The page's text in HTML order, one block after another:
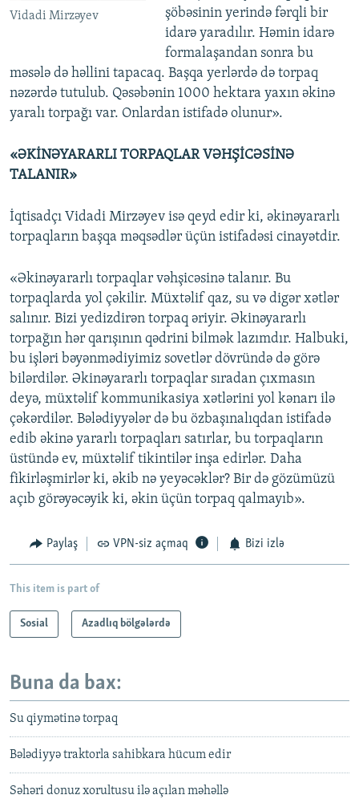
Vidadi Mirzəyev
şöbəsinin yerində fərqli bir
idarə yaradılır. Həmin idarə
formalaşandan sonra bu
məsələ də həllini tapacaq. Başqa yerlərdə də torpaq
nəzərdə tutulub. Qəsəbənin 1000 hektara yaxın əkinə
yaralı torpağı var. Onlardan istifadə olunur».
«ƏKİNƏYARARLI TORPAQLAR VƏHŞİCƏSİNƏ
TALANIR»
İqtisadçı Vidadi Mirzəyev isə qeyd edir ki, əkinəyararlı
torpaqların başqa məqsədlər üçün istifadəsi cinayətdir.
«Əkinəyararlı torpaqlar vəhşicəsinə talanır. Bu
torpaqlarda yol çəkilir. Müxtəlif qaz, su və digər xətlər
salınır. Bizi yedizdirən torpaq əriyir. Əkinəyararlı
torpağın hər qarışının qədrini bilmək lazımdır. Halbuki,
bu işləri bəyənmədiyimiz sovetlər dövründə də görə
bilərdilər. Əkinəyararlı torpaqlar sıradan çıxmasın
deyə, müxtəlif kommunikasiya xətlərini yol kənarı ilə
çəkərdilər. Bələdiyyələr də bu özbaşınalıqdan istifadə
edib əkinə yararlı torpaqları satırlar, bu torpaqların
üstündə ev, müxtəlif tikintilər inşa edirlər. Daha
fikirləşmirlər ki, əkib nə yeyəcəklər? Bir də gözümüzü
açıb görəyəcəyik ki, əkin üçün torpaq qalmayıb».
Paylaş VPN-siz açmaq Bizi izlə
This item is part of
Sosial Azadlıq bölgələrdə
Buna da bax:
Su qiymətinə torpaq
Bələdiyyə traktorla sahibkara hücum edir
Səhəri donuz xorultusu ilə açılan məhəllə